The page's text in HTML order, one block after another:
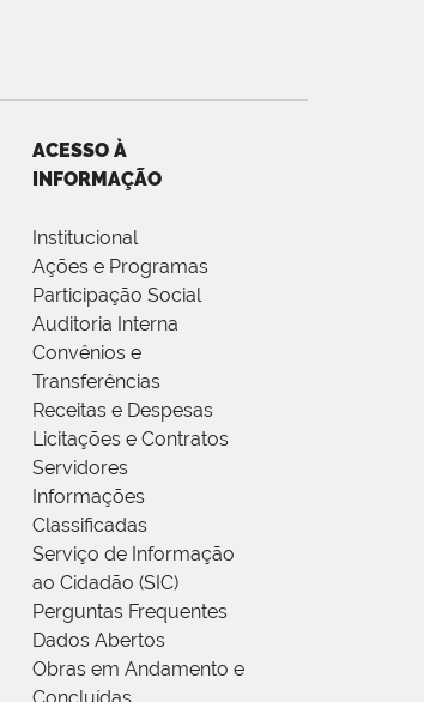
ACESSO À
INFORMAÇÃO
Institucional
Ações e Programas
Participação Social
Auditoria Interna
Convênios e
Transferências
Receitas e Despesas
Licitações e Contratos
Servidores
Informações
Classificadas
Serviço de Informação
ao Cidadão (SIC)
Perguntas Frequentes
Dados Abertos
Obras em Andamento e